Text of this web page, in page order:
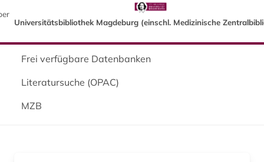
Universitätsbibliothek Magdeburg (einschl. Medizinische
Frei verfügbare Datenbanken
Literatursuche (OPAC)
MZB